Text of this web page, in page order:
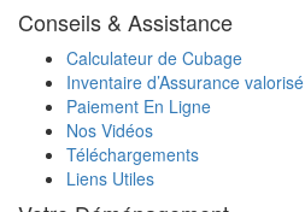
Conseils & Assistance
Calculateur de Cubage
Inventaire d’Assurance valorisé
Paiement En Ligne
Nos Vidéos
Téléchargements
Liens Utiles